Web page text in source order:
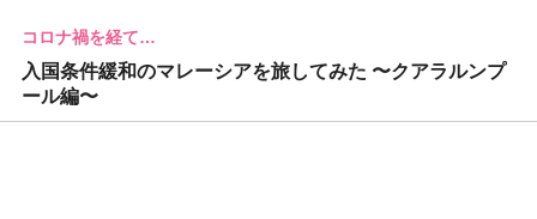
コロナ禍を経て…
入国条件緩和のマレーシアを旅してみた 〜クアラルンプ
ール編〜